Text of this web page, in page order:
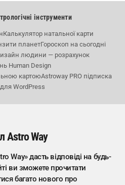
інструменти
Калькулятор натальної карти
планетГороскоп на сьогодні
людини — розрахунок
Human Design
картоюAstroway PRO підписка
WordPress
Astro Way
Way» дасть відповіді на будь-
ви зможете прочитати
багато нового про